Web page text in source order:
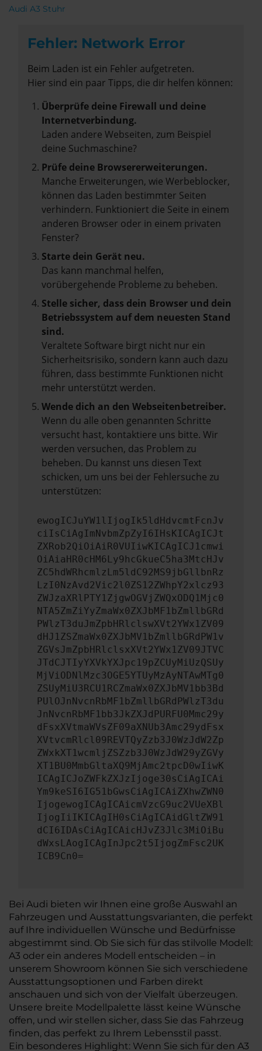
Audi A3 Stuhr
Fehler: Network Error
Beim Laden ist ein Fehler aufgetreten.
Hier sind ein paar Tipps, die dir helfen können:
Überprüfe deine Firewall und deine
Internetverbindung.
Laden andere Webseiten, zum Beispiel
deine Suchmaschine?
Prüfe deine Browsererweiterungen.
Manche Erweiterungen, wie Werbeblocker,
können das Laden bestimmter Seiten
verhindern. Funktioniert die Seite in einem
anderen Browser oder in einem privaten
Fenster?
Starte dein Gerät neu.
Das kann manchmal helfen,
vorübergehende Probleme zu beheben.
Stelle sicher, dass dein Browser und dein
Betriebssystem auf dem neuesten Stand
sind.
Veraltete Software birgt nicht nur ein
Sicherheitsrisiko, sondern kann auch dazu
führen, dass bestimmte Funktionen nicht
mehr unterstützt werden.
Wende dich an den Webseitenbetreiber.
Wenn du alle oben genannten Schritte
versucht hast, kontaktiere uns bitte. Wir
werden versuchen, das Problem zu
beheben. Du kannst uns diesen Text
schicken, um uns bei der Fehlersuche zu
unterstützen:
ewogICJuYW1lIjogIk5ldHdvcmtFcnJv
ciIsCiAgImNvbmZpZyI6IHsKICAgICJt
ZXRob2QiOiAiR0VUIiwKICAgICJ1cmwi
OiAiaHR0cHM6Ly9hcGkueC5ha3MtcHJv
ZC5hdWRhcmlzLm5ldC92MS9jbGllbnRz
LzI0NzAvd2Vic2l0ZS12ZWhpY2xlcz93
ZWJzaXRlPTY1ZjgwOGVjZWQxODQ1Mjc0
NTA5ZmZiYyZmaWx0ZXJbMF1bZmllbGRd
PWlzT3duJmZpbHRlclswXVt2YWx1ZV09
dHJ1ZSZmaWx0ZXJbMV1bZmllbGRdPW1v
ZGVsJmZpbHRlclsxXVt2YWx1ZV09JTVC
JTdCJTIyYXVkYXJpc19pZCUyMiUzQSUy
MjViODNlMzc3OGE5YTUyMzAyNTAwMTg0
ZSUyMiU3RCU1RCZmaWx0ZXJbMV1bb3Bd
PUlOJnNvcnRbMF1bZmllbGRdPWlzT3du
JnNvcnRbMF1bb3JkZXJdPURFU0Mmc29y
dFsxXVtmaWVsZF09aXNUb3Amc29ydFsx
XVtvcmRlcl09REVTQyZzb3J0WzJdW2Zp
ZWxkXT1wcmljZSZzb3J0WzJdW29yZGVy
XT1BU0MmbGltaXQ9MjAmc2tpcD0wIiwK
ICAgICJoZWFkZXJzIjoge30sCiAgICAi
Ym9keSI6IG51bGwsCiAgICAiZXhwZWN0
IjogewogICAgICAicmVzcG9uc2VUeXBl
IjogIiIKICAgIH0sCiAgICAidGltZW91
dCI6IDAsCiAgICAicHJvZ3Jlc3MiOiBu
dWxsLAogICAgInJpc2t5IjogZmFsc2UK
ICB9Cn0=
Bei Audi bieten wir Ihnen eine große Auswahl an
Fahrzeugen und Ausstattungsvarianten, die perfekt
auf Ihre individuellen Wünsche und Bedürfnisse
abgestimmt sind. Ob Sie sich für das stilvolle Modell:
A3 oder ein anderes Modell entscheiden – in
unserem Showroom können Sie sich verschiedene
Ausstattungsoptionen und Farben direkt
anschauen und sich von der Vielfalt überzeugen.
Unsere breite Modellpalette lässt keine Wünsche
offen, und wir stellen sicher, dass Sie das Fahrzeug
finden, das perfekt zu Ihrem Lebensstil passt.
Ein besonderes Highlight: Wenn Sie sich für den A3